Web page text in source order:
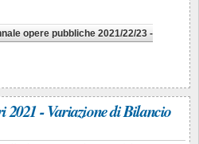
opere pubbliche 2021/22/23 -
2021 - Variazione di Bilancio